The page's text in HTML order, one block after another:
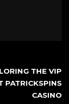
THE VIP
PATRICKSPINS
CASINO